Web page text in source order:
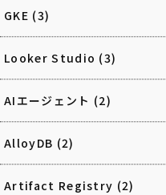
GKE (3)
Looker Studio (3)
AIエージェント (2)
AlloyDB (2)
Artifact Registry (2)